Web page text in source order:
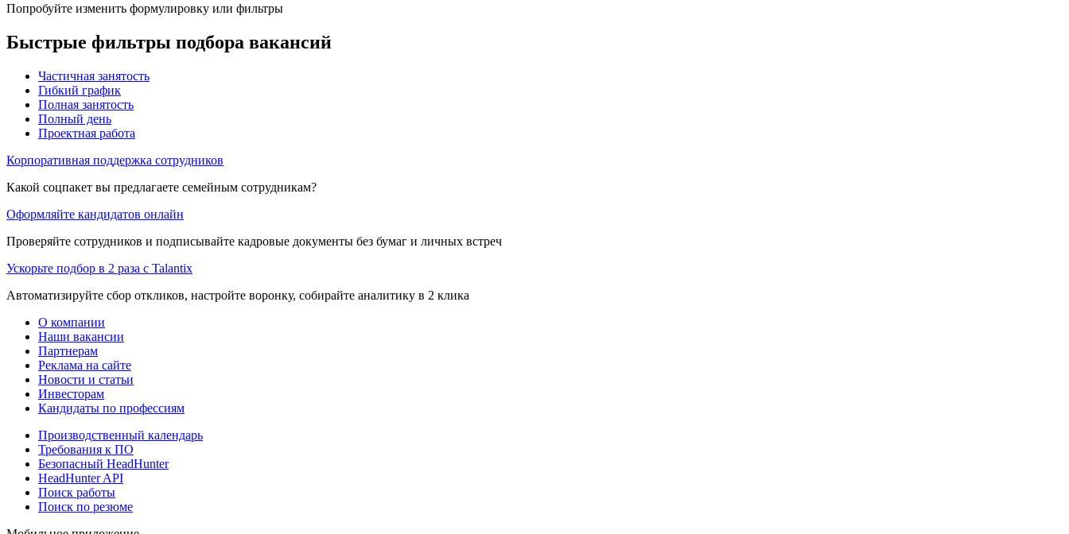
Попробуйте изменить формулировку или фильтры
Быстрые фильтры подбора вакансий
Частичная занятость
Гибкий график
Полная занятость
Полный день
Проектная работа
Корпоративная поддержка сотрудников
Какой соцпакет вы предлагаете семейным сотрудникам?
Оформляйте кандидатов онлайн
Проверяйте сотрудников и подписывайте кадровые документы без бумаг и личных встреч
Ускорьте подбор в 2 раза с Talantix
Автоматизируйте сбор откликов, настройте воронку, собирайте аналитику в 2 клика
О компании
Наши вакансии
Партнерам
Реклама на сайте
Новости и статьи
Инвесторам
Кандидаты по профессиям
Производственный календарь
Требования к ПО
Безопасный HeadHunter
HeadHunter API
Поиск работы
Поиск по резюме